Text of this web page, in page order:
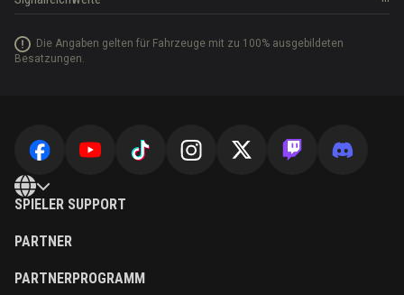
Die Angaben gelten für Fahrzeuge mit zu 100% ausgebildeten
Besatzungen.
SPIELER SUPPORT
PARTNER
PARTNERPROGRAMM